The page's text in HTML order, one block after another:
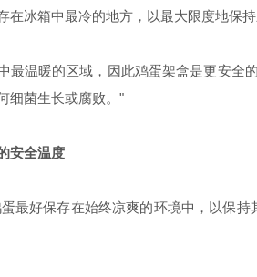
在冰箱中最冷的地方，以最大限度地保持
最温暖的区域，因此鸡蛋架盒是更安全
细菌生长或腐败。"
安全温度
蛋最好保存在始终凉爽的环境中，以保持